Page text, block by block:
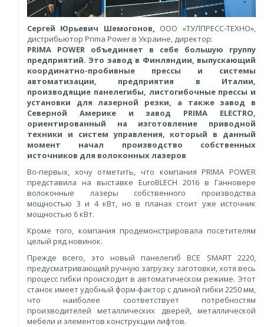
Сергей Юрьевич Шемогонов, ООО «ТУЛПРЕСС-ТЕХНО»,
дистрибьютор Prima Power в Украине, директор:
PRIMA POWER объединяет в себе большую группу
предприятий. Это завод в Финляндии, выпускающий
координатно-пробивные прессы и системы
автоматизации, предприятия в Италии,
производящие панелегибы, листогибочные прессы и
установки для лазерной резки, а также завод в
Северной Америке и завод PRIMA ELECTRO,
ориентированный на изготовление приводной
техники и систем управления, который в данный
момент начал производство собственных
источников для волоконных лазеров
Во-первых, хочу отметить, что компания PRIMA POWER
представила на выставке EuroBLECH 2016 в Ганновере
волоконные лазеры собственного производства
мощностью 3 и 4 кВт, но в планах стоит уже источник
мощностью 6 кВт.
Кроме того, компания продемонстрировала посетителям
целый ряд новинок.
Прежде всего, это новый панелегиб BCE SMART 2220,
предусматривающий ручную загрузку заготовки, хотя весь
процесс гибки происходит в автоматическом режиме. Этот
станок имеет удобный форм-фактор с длиной гибки 2250 мм,
что наиболее соответствует потребностям
производителей металлических дверей, металлической
мебели и элементов конструкции лифтов.